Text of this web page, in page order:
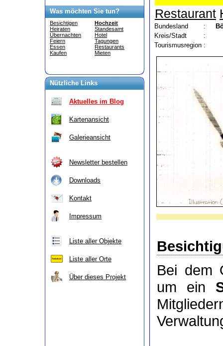
Was möchten Sie tun?
Besichtigen
Heiraten
Übernachten
Feiern
Essen
Kaufen
Hochzeit
Standesamt
Hotel
Tagungen
Restaurants
Mieten
Nützliche Links
Aktuelles im Blog
Kartenansicht
Galerieansicht
Newsletter bestellen
Downloads
Kontakt
Impressum
Liste aller Objekte
Liste aller Orte
Über dieses Projekt
Restaurant
Bundesland :
Kreis/Stadt
:
Tourismusregion :
Bei dem
um ein